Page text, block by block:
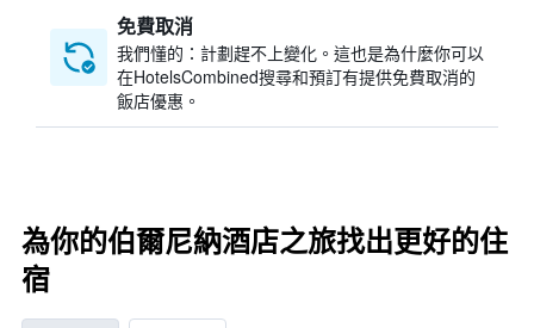
免費取消
我們懂的：計劃趕不上變化。這也是為什麼你可以
在HotelsCombined搜尋和預訂有提供免費取消的
飯店優惠。
為你的伯爾尼納酒店之旅找出更好的住
宿